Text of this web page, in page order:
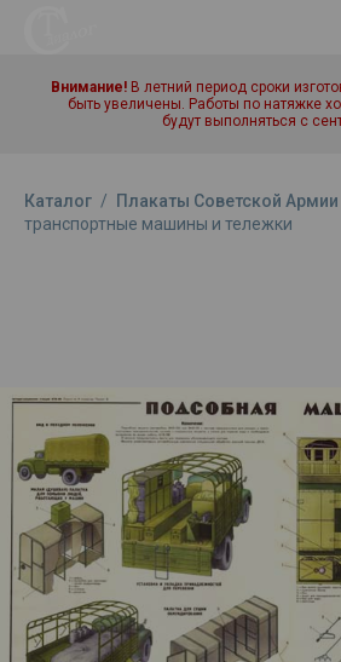
Внимание! В летний период сроки
быть увеличены. Работы по натяжке
будут выполняться с
Каталог / Плакаты Советской Армии
транспортные машины и тележки